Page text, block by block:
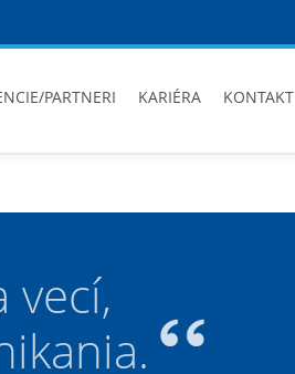
PARTNERI KARIÉRA KONTAKT
vecí,